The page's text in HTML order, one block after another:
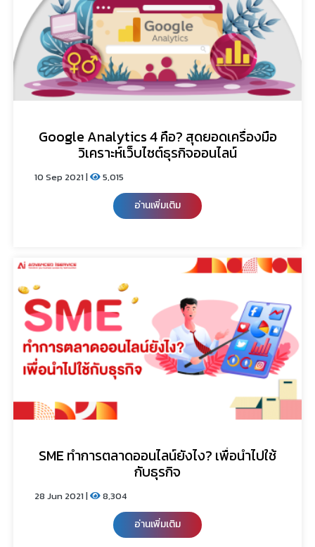
Google Analytics 4 คือ? สุดยอดเครื่องมือ
วิเคราะห์เว็บไซต์ธุรกิจออนไลน์
10 Sep 2021 | 5,015
อ่านเพิ่มเติม
SME ทำการตลาดออนไลน์ยังไง? เพื่อนำไปใช้
กับธุรกิจ
28 Jun 2021 | 8,304
อ่านเพิ่มเติม